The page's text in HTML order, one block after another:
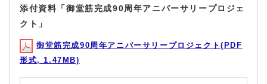
添付資料「御堂筋完成90周年アニバーサリープロジェ
クト」
御堂筋完成90周年アニバーサリープロジェクト(PDF
形式, 1.47MB)